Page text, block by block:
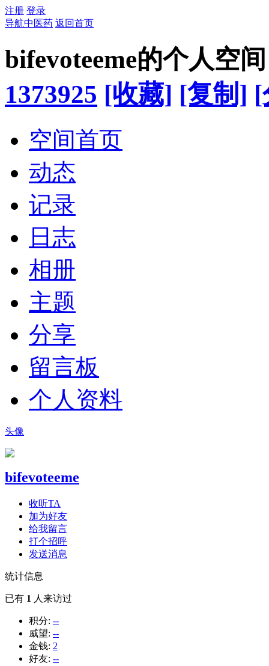
注册 登录
导航中医药 返回首页
bifevoteeme的个人空间
1373925 [收藏] [复制] [
空间首页
动态
记录
日志
相册
主题
分享
留言板
个人资料
头像
bifevoteeme
收听TA
加为好友
给我留言
打个招呼
发送消息
统计信息
已有 1 人来访过
积分: --
威望: --
金钱: 2
好友: --